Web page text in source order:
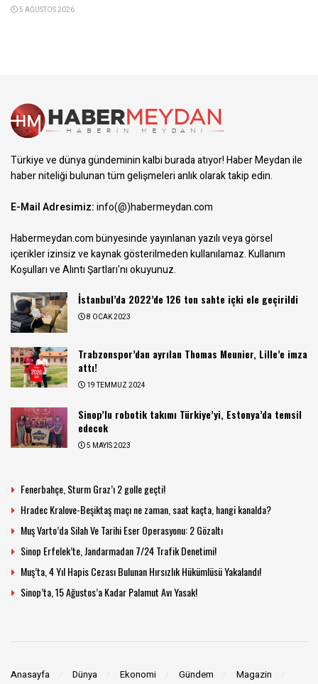
5 AĞUSTOS 2026
Türkiye ve dünya gündeminin kalbi burada atıyor! Haber Meydan ile
haber niteliği bulunan tüm gelişmeleri anlık olarak takip edin.
E-Mail Adresimiz:info(@)habermeydan.com
Habermeydan.com bünyesinde yayınlanan yazılı veya görsel
içerikler izinsiz ve kaynak gösterilmeden kullanılamaz.Kullanım
Koşulları ve Alıntı Şartları'nı okuyunuz.
İstanbul’da 2022’de 126 ton sahte içki ele geçirildi
8 OCAK 2023
Trabzonspor’dan ayrılan Thomas Meunier, Lille’e imza
attı!
19 TEMMUZ 2024
Sinop’lu robotik takımı Türkiye’yi, Estonya’da temsil
edecek
5 MAYIS 2023
Fenerbahçe, Sturm Graz’ı 2 golle geçti!
Hradec Kralove-Beşiktaş maçı ne zaman, saat kaçta, hangi kanalda?
Muş Varto’da Silah Ve Tarihi Eser Operasyonu: 2 Gözaltı
Sinop Erfelek’te, Jandarmadan 7/24 Trafik Denetimi!
Muş’ta, 4 Yıl Hapis Cezası Bulunan Hırsızlık Hükümlüsü Yakalandı!
Sinop’ta, 15 Ağustos’a Kadar Palamut Avı Yasak!
Anasayfa Dünya Ekonomi Gündem
Magazin